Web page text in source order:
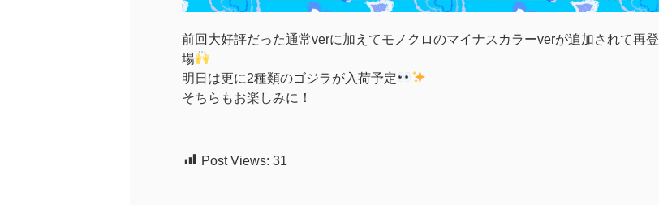
前回大好評だった通常verに加えてモノクロのマイナスカラーverが追加されて再登
場
明日は更に2種類のゴジラが入荷予定
そちらもお楽しみに！
Post Views: 31